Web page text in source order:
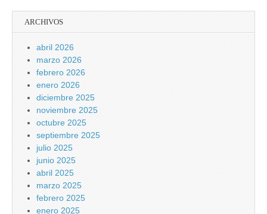
ARCHIVOS
abril 2026
marzo 2026
febrero 2026
enero 2026
diciembre 2025
noviembre 2025
octubre 2025
septiembre 2025
julio 2025
junio 2025
abril 2025
marzo 2025
febrero 2025
enero 2025